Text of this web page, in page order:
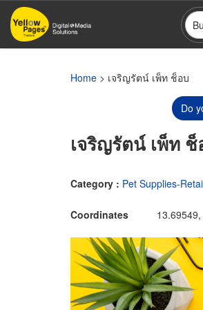
Skip
main
Home > เจริญรัตน์ เพ็ท ช็อบ
Do
เจริญรัตน์ เพ็ท
Category : Pet Supplies-
Coordinates